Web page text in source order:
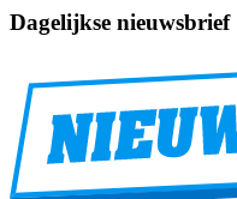
Dagelijkse nieuwsbrief